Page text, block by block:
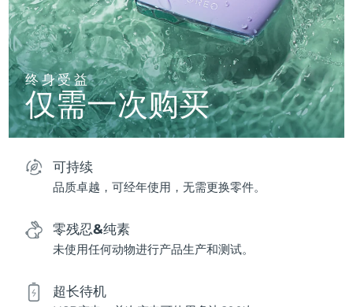
终身受益
仅需一次购买
可持续
品质卓越，可经年使用，无需更换零件。
零残忍&纯素
未使用任何动物进行产品生产和测试。
超长待机